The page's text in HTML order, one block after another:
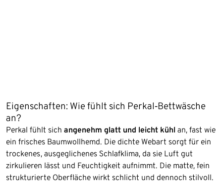
Eigenschaften: Wie fühlt sich Perkal‑Bettwäsche
an?
Perkal fühlt sich angenehm glatt und leicht kühl an, fast wie
ein frisches Baumwollhemd. Die dichte Webart sorgt für ein
trockenes, ausgeglichenes Schlafklima, da sie Luft gut
zirkulieren lässt und Feuchtigkeit aufnimmt. Die matte, fein
strukturierte Oberfläche wirkt schlicht und dennoch stilvoll.